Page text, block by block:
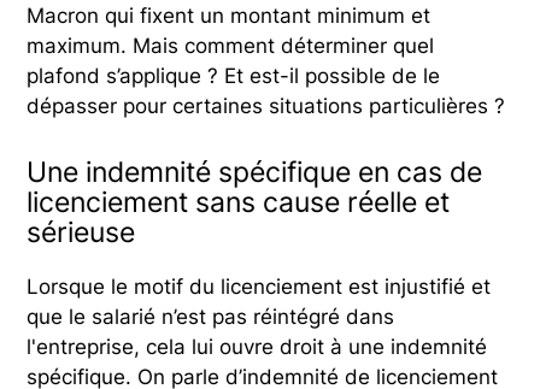
Macron qui fixent un montant minimum et
maximum. Mais comment déterminer quel
plafond s’applique ? Et est-il possible de le
dépasser pour certaines situations particulières ?
Une indemnité spécifique en cas de
licenciement sans cause réelle et
sérieuse
Lorsque le motif du licenciement est injustifié et
que le salarié n’est pas réintégré dans
l'entreprise, cela lui ouvre droit à une indemnité
spécifique. On parle d’indemnité de licenciement